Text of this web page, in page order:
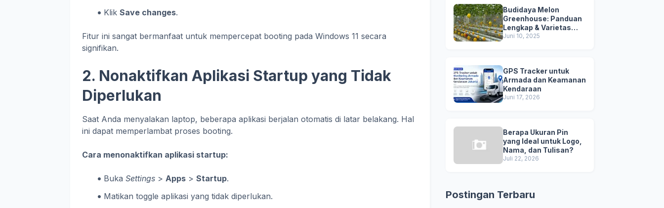
KlikSave changes.
Fitur ini sangat bermanfaat untuk mempercepat booting pada Windows 11 secara
signifikan.
2. Nonaktifkan Aplikasi Startup yang Tidak
Diperlukan
Saat Anda menyalakan laptop, beberapa aplikasi berjalan otomatis di latar belakang. Hal
ini dapat memperlambat proses booting.
Cara menonaktifkan aplikasi startup:
BukaSettings > Apps >Startup.
Matikan toggle aplikasi yang tidak diperlukan.
Budidaya Melon
Greenhouse: Panduan
Lengkap & Varietas
Unggul
Juni 10, 2025
GPS Tracker untuk
Armada dan Keamanan
Kendaraan
Juni 17, 2026
Berapa Ukuran Pin
yang Ideal untuk Logo,
Nama, dan Tulisan?
Juli 22, 2026
Postingan Terbaru